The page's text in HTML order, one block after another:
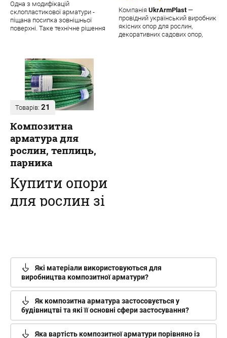
Одна з модифікацій
склопластикової арматури -
піщана посипка зовнішньої
поверхні. Таке технічне рішення
Компанія UkrArmPlast—
провідний український виробник
якісних опор для рослин,
декоративних садових опор,
Товарів: 21
Композитна
арматура для
рослин, теплиць,
парника
Купити опори
для рослин зі
Наш інтернет-магазин пропонує
купити композитні кілочки для
рослин – овочів, кві...
Які матеріали використовуються для
виробництва композитної арматури?
Як композитна арматура застосовується у
будівництві та які її основні сфери застосування?
Яка вартість композитної арматури порівняно із